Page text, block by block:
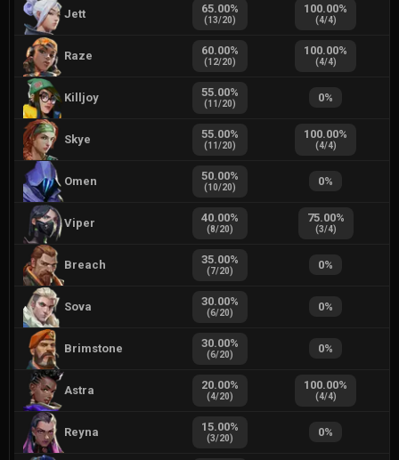
Jett 65.00%
(13/20)
100.00%
(4/4)
Raze 60.00%
(12/20)
100.00%
(4/4)
Killjoy 55.00%
(11/20) 0%
Skye 55.00%
(11/20)
100.00%
(4/4)
Omen 50.00%
(10/20) 0%
Viper 40.00%
(8/20)
75.00%
(3/4)
Breach 35.00%
(7/20) 0%
Sova 30.00%
(6/20) 0%
Brimstone 30.00%
(6/20) 0%
Astra 20.00%
(4/20)
100.00%
(4/4)
Reyna 15.00%
(3/20) 0%